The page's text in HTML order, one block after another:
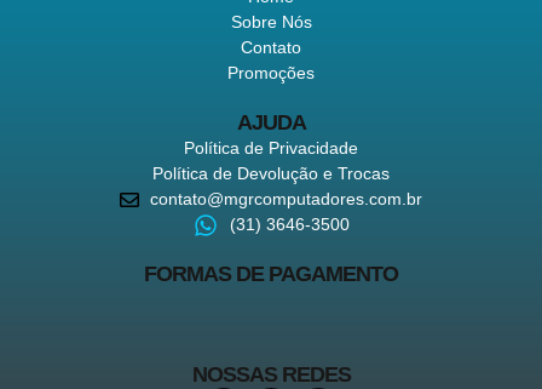
Sobre Nós
Contato
Promoções
AJUDA
Política de Privacidade
Política de Devolução e Trocas
contato@mgrcomputadores.com.br
(31) 3646-3500
FORMAS DE PAGAMENTO
NOSSAS REDES